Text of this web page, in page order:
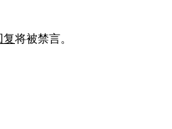
复将被禁言。